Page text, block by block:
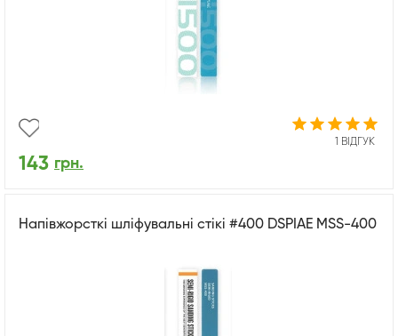
1 ВІДГУК
143 грн.
Напівжорсткі шліфувальні стікі #400 DSPIAE MSS-400